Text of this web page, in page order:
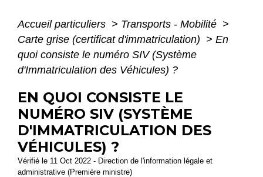
Accueil particuliers > Transports - Mobilité >
Carte grise (certificat d'immatriculation) > En
quoi consiste le numéro SIV (Système
d'Immatriculation des Véhicules) ?
EN QUOI CONSISTE LE
NUMÉRO SIV (SYSTÈME
D'IMMATRICULATION DES
VÉHICULES) ?
Vérifié le 11 Oct 2022 - Direction de l'information légale et
administrative (Première ministre)